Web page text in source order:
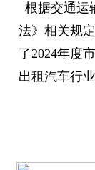
根据交通运
法》相关规
了2024年度
出租汽车行